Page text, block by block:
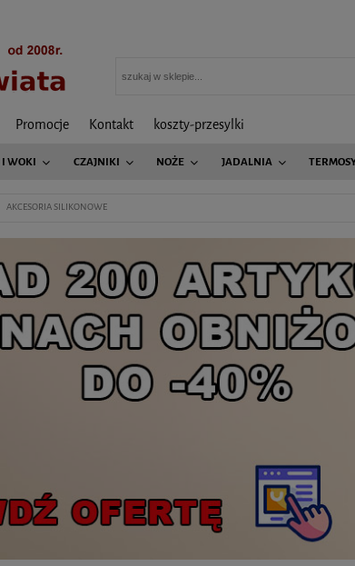
Promocje Kontakt koszty-przesylki
I WOKI CZAJNIKI NOŻE JADALNIA
AKCESORIA SILIKONOWE